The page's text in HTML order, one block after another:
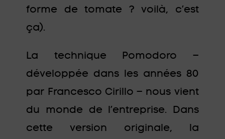
forme de tomate ? voilà, c’est
ça).
La technique Pomodoro –
développée dans les années 80
par Francesco Cirillo – nous vient
du monde de l’entreprise. Dans
cette version originale, la